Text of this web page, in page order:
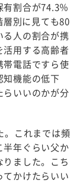
割合が74.3％
別に見ても80
る人の割合が携
用する高齢者
帯電話ですら使
機能の低下
らいいのかが分
。これまでは頻
年ぐらい父か
ました。こち
かけたらいい